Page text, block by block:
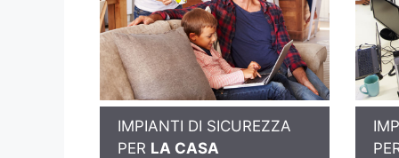
IMPIANTI DI SICUREZZA
PER LA CASA